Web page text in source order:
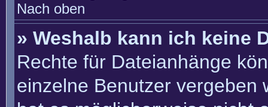
Nach oben
» Weshalb kann ich keine
Rechte für Dateianhänge
einzelne Benutzer vergeben